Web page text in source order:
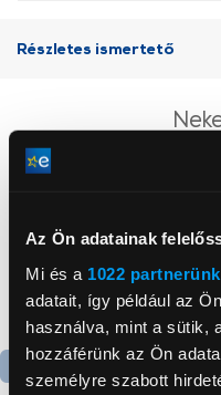
Az Ön adatainak
Mi és a 1022 partnerünk
adatait, így például az
használva, mint a sütik,
hozzáférünk az Ön
személyre szabott
Részletes ismertető